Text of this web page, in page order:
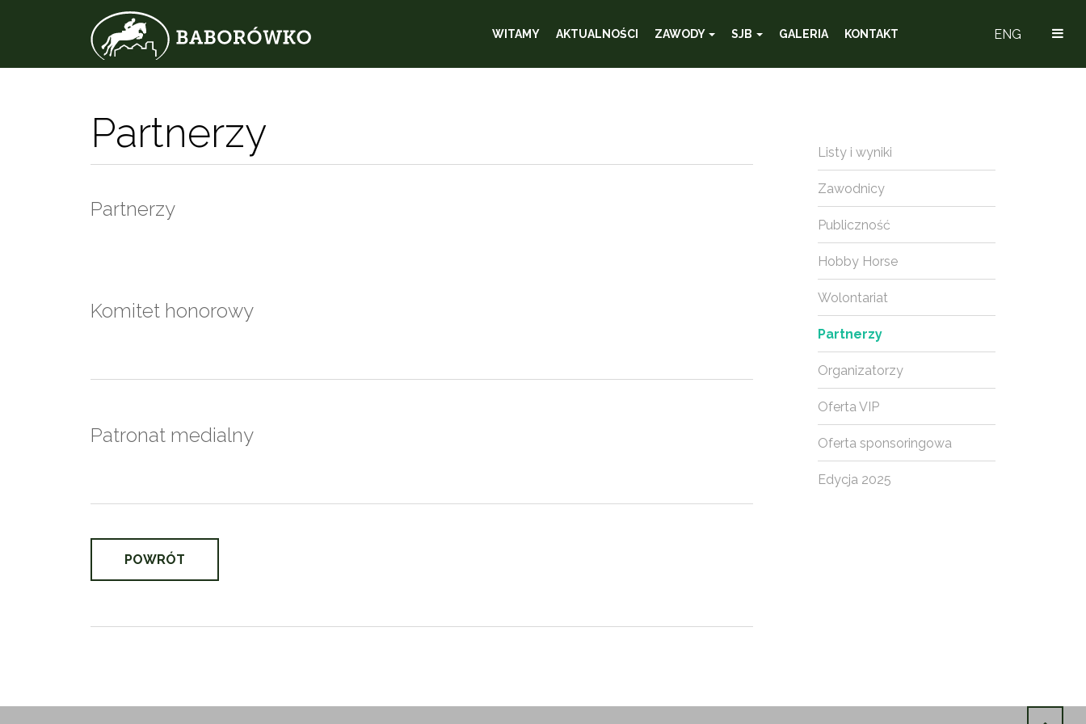
ENG
WITAMY AKTUALNOŚCI ZAWODY SJB GALERIA KONTAKT
Partnerzy
Partnerzy
Komitet honorowy
Patronat medialny
POWRÓT
Listy i wyniki
Zawodnicy
Publiczność
Hobby Horse
Wolontariat
Partnerzy
Organizatorzy
Oferta VIP
Oferta sponsoringowa
Edycja 2025